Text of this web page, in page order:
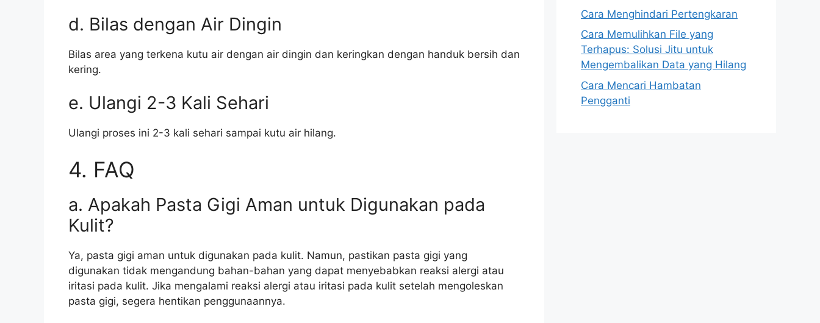
d. Bilas dengan Air Dingin
Bilas area yang terkena kutu air dengan air dingin dan keringkan dengan handuk bersih dan
kering.
e. Ulangi 2-3 Kali Sehari
Ulangi proses ini 2-3 kali sehari sampai kutu air hilang.
4. FAQ
a. Apakah Pasta Gigi Aman untuk Digunakan pada
Kulit?
Ya, pasta gigi aman untuk digunakan pada kulit. Namun, pastikan pasta gigi yang
digunakan tidak mengandung bahan-bahan yang dapat menyebabkan reaksi alergi atau
iritasi pada kulit. Jika mengalami reaksi alergi atau iritasi pada kulit setelah mengoleskan
pasta gigi, segera hentikan penggunaannya.
Cara Menghindari Pertengkaran
Cara Memulihkan File yang
Terhapus: Solusi Jitu untuk
Mengembalikan Data yang Hilang
Cara Mencari Hambatan
Pengganti